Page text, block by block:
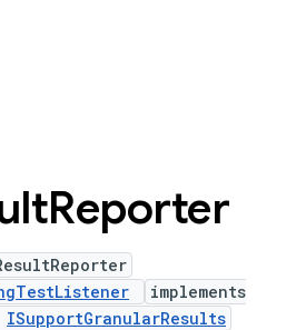
Reporter
implements
ISupportGranularResults